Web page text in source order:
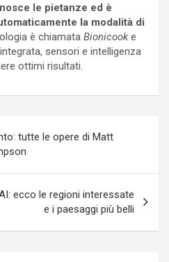
le pietanze ed è
la modalità di
è chiamata Bionicooke
sensori e intelligenza
ottimi risultati.
tutte le opere di Matt
ecco le regioni interessate
e i paesaggi più belli